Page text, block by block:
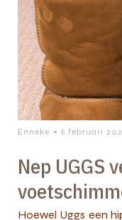
Enneke - 6 februari
Nep UGGS
Hoewel Uggs een